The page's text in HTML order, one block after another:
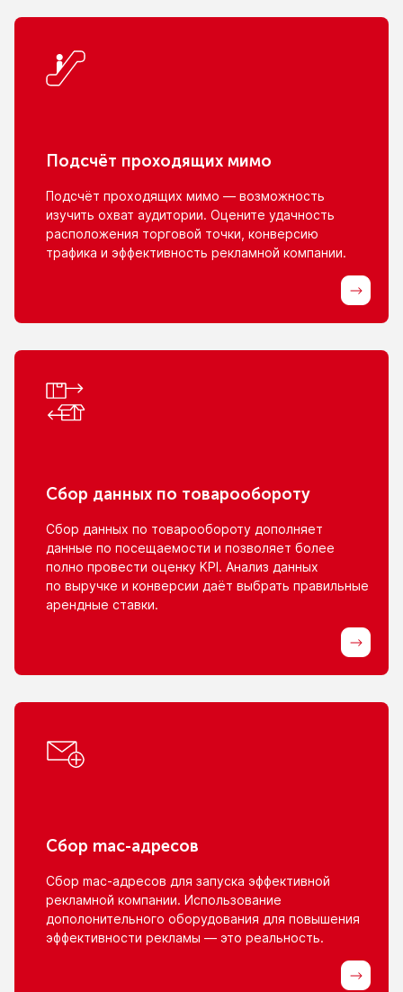
Подсчёт проходящих мимо
Подсчёт проходящих мимо — возможность
изучить охват аудитории. Оцените удачность
расположения торговой точки, конверсию
трафика и эффективность рекламной компании.
Сбор данных по товарообороту
Сбор данных по товарообороту дополняет
данные по посещаемости и позволяет более
полно провести оценку KPI. Анализ данных
по выручке и конверсии даёт выбрать правильные
арендные ставки.
Сбор mac-адресов
Сбор mac-адресов для запуска эффективной
рекламной компании. Использование
дополонительного оборудования для повышения
эффективности рекламы — это реальность.